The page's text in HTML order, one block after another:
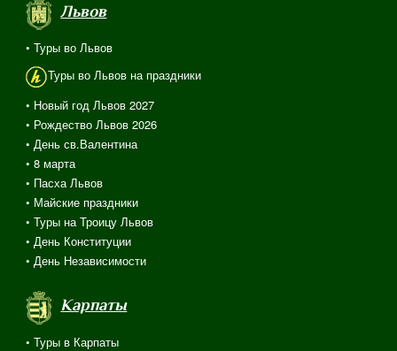
Львов
• Туры во Львов
Туры во Львов на праздники
• Новый год Львов 2027
• Рождество Львов 2026
• День св.Валентина
• 8 марта
• Пасха Львов
• Майские праздники
• Туры на Троицу Львов
• День Конституции
• День Независимости
Карпаты
• Туры в Карпаты